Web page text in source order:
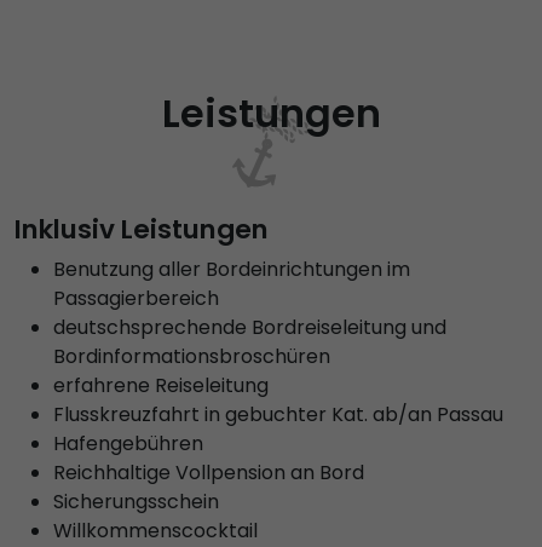
Leistungen
Inklusiv Leistungen
Benutzung aller Bordeinrichtungen im
Passagierbereich
deutschsprechende Bordreiseleitung und
Bordinformationsbroschüren
erfahrene Reiseleitung
Flusskreuzfahrt in gebuchter Kat. ab/an Passau
Hafengebühren
Reichhaltige Vollpension an Bord
Sicherungsschein
Willkommenscocktail